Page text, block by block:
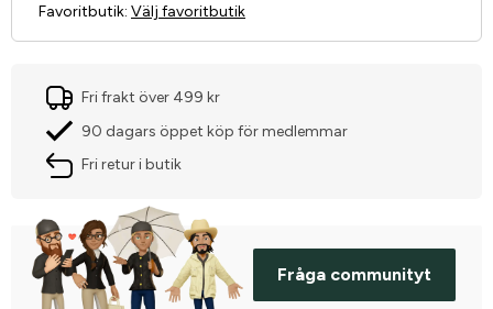
Favoritbutik: Välj favoritbutik
Fri frakt över 499 kr
90 dagars öppet köp för medlemmar
Fri retur i butik
Fråga communityt